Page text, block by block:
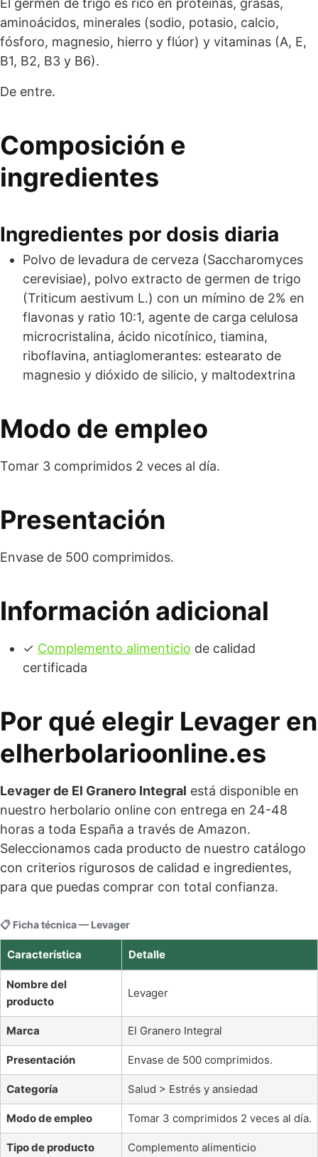
El germen de trigo es rico en proteínas, grasas,
aminoácidos, minerales (sodio, potasio, calcio,
fósforo, magnesio, hierro y flúor) y vitaminas (A, E,
B1, B2, B3 y B6).
De entre.
Composición e
ingredientes
Ingredientes por dosis diaria
Polvo de levadura de cerveza (Saccharomyces
cerevisiae), polvo extracto de germen de trigo
(Triticum aestivum L.) con un mímino de 2% en
flavonas y ratio 10:1, agente de carga celulosa
microcristalina, ácido nicotínico, tiamina,
riboflavina, antiaglomerantes: estearato de
magnesio y dióxido de silicio, y maltodextrina
Modo de empleo
Tomar 3 comprimidos 2 veces al día.
Presentación
Envase de 500 comprimidos.
Información adicional
✓ Complemento alimenticio de calidad
certificada
Por qué elegir Levager en
elherbolarioonline.es
Levager de El Granero Integral está disponible en
nuestro herbolario online con entrega en 24-48
horas a toda España a través de Amazon.
Seleccionamos cada producto de nuestro catálogo
con criterios rigurosos de calidad e ingredientes,
para que puedas comprar con total confianza.
📋 Ficha técnica — Levager
Característica Detalle
Nombre del
producto
Levager
Marca El Granero Integral
Presentación Envase de 500 comprimidos.
Categoría Salud > Estrés y ansiedad
Modo de empleo Tomar 3 comprimidos 2 veces al día.
Tipo de producto Complemento alimenticio